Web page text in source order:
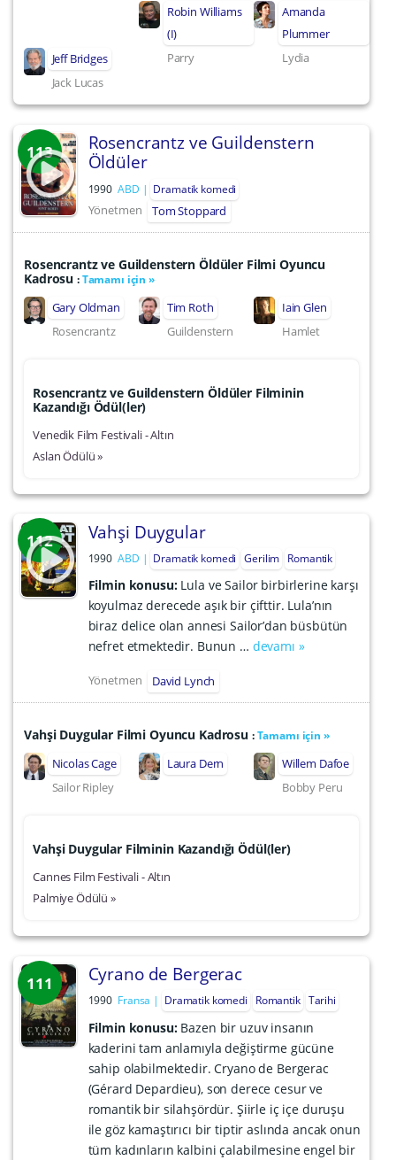
Jeff Bridges
Jack Lucas
Robin Williams
(I)
Parry
Amanda
Plummer
Lydia
113
Rosencrantz ve Guildenstern
Öldüler
1990 ABD
Dramatik komedi
Yönetmen
Tom Stoppard
Rosencrantz ve Guildenstern Öldüler Filmi Oyuncu
Kadrosu :Tamamı için »
Gary Oldman
Rosencrantz
Tim Roth
Guildenstern
Iain Glen
Hamlet
Rosencrantz ve Guildenstern Öldüler Filminin
Kazandığı Ödül(ler)
Venedik Film Festivali - Altın
Aslan Ödülü »
112 Vahşi Duygular
1990 ABD Dramatik komedi Gerilim Romantik
Filmin konusu: Lula ve Sailor birbirlerine karşı
koyulmaz derecede aşık bir çifttir. Lula’nın
biraz delice olan annesi Sailor’dan büsbütün
nefret etmektedir. Bunun … devamı »
Yönetmen David Lynch
Vahşi Duygular Filmi Oyuncu Kadrosu :Tamamı için »
Nicolas Cage
Sailor Ripley
Laura Dern
Willem Dafoe
Bobby Peru
Vahşi Duygular Filminin Kazandığı Ödül(ler)
Cannes Film Festivali - Altın
Palmiye Ödülü »
111 Cyrano de Bergerac
1990 Fransa Dramatik komedi Romantik Tarihi
Filmin konusu: Bazen bir uzuv insanın
kaderini tam anlamıyla değiştirme gücüne
sahip olabilmektedir. Cryano de Bergerac
(Gérard Depardieu), son derece cesur ve
romantik bir silahşördür. Şiirle iç içe duruşu
ile göz kamaştırıcı bir tiptir aslında ancak onun
tüm kadınların kalbini çalabilmesine engel bir